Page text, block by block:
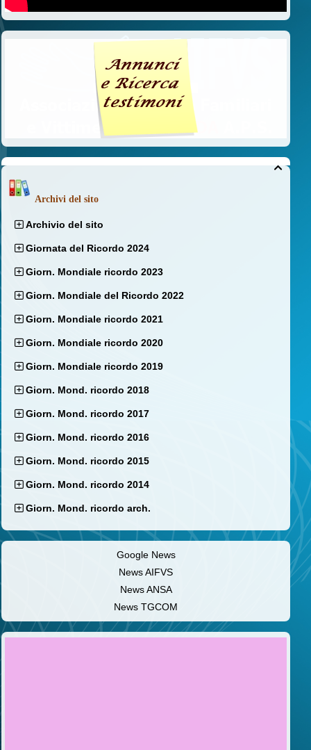

Archivi del sito
Archivio del sito
Giornata del Ricordo 2024
Giorn. Mondiale ricordo 2023
Giorn. Mondiale del Ricordo 2022
Giorn. Mondiale ricordo 2021
Giorn. Mondiale ricordo 2020
Giorn. Mondiale ricordo 2019
Giorn. Mond. ricordo 2018
Giorn. Mond. ricordo 2017
Giorn. Mond. ricordo 2016
Giorn. Mond. ricordo 2015
Giorn. Mond. ricordo 2014
Giorn. Mond. ricordo arch.
Google News
News AIFVS
News ANSA
News TGCOM